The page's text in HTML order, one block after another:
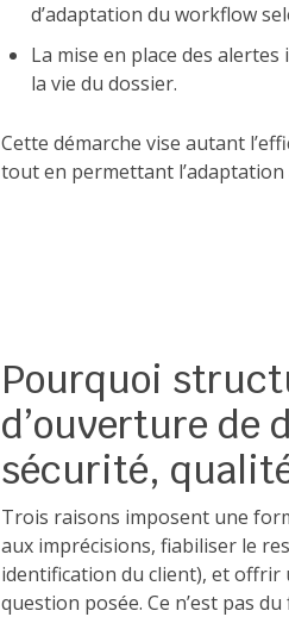
d’adaptation du workflow
La mise en place des
la vie du dossier.
Cette démarche vise autant
tout en permettant
Pourquoi
d’ouverture de
sécurité,
Trois raisons imposent une
aux imprécisions, fiabiliser le
identification du client), et offrir
question posée. Ce n’est pas